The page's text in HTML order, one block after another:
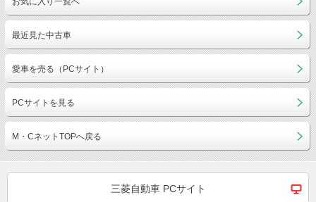
最近見た中古車
愛車を売る（PCサイト）
PCサイトを見る
M・CネットTOPへ戻る
三菱自動車 PCサイト